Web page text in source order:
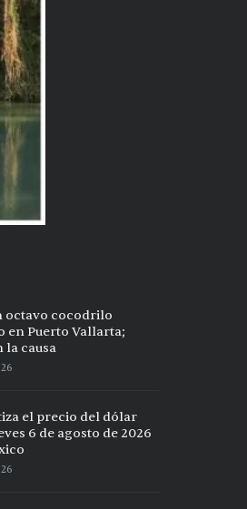
octavo cocodrilo
en Puerto Vallarta;
la causa
el precio del dólar
6 de agosto de 2026